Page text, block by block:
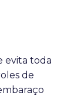
evita toda
de